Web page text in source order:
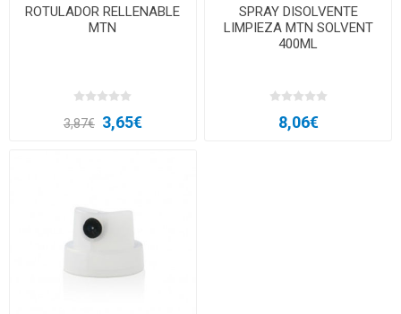
ROTULADOR RELLENABLE
MTN
3,87€ 3,65€
SPRAY DISOLVENTE
LIMPIEZA MTN SOLVENT
400ML
8,06€